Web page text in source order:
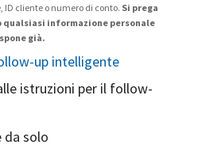
cliente o numero di conto. Si prega
qualsiasi informazione personale
già.
up intelligente
istruzioni per il follow-
da solo